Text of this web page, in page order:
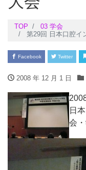
TOP
03 学会
第29回 日本口腔イ
Facebook Twitter
2008 年 12 月 1 日
日
会